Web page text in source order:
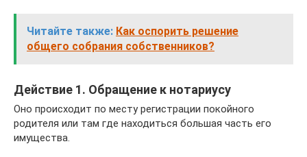
Читайте также: Как оспорить решение
общего собрания собственников?
Действие 1. Обращение к нотариусу
Оно происходит по месту регистрации покойного
родителя или там где находиться большая часть его
имущества.